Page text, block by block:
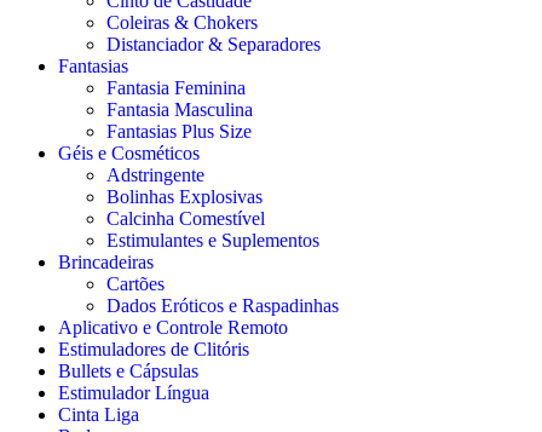
Coleiras & Chokers
Distanciador & Separadores
Fantasias
Fantasia Feminina
Fantasia Masculina
Fantasias Plus Size
Géis e Cosméticos
Adstringente
Bolinhas Explosivas
Calcinha Comestível
Estimulantes e Suplementos
Brincadeiras
Cartões
Dados Eróticos e Raspadinhas
Aplicativo e Controle Remoto
Estimuladores de Clitóris
Bullets e Cápsulas
Estimulador Língua
Cinta Liga